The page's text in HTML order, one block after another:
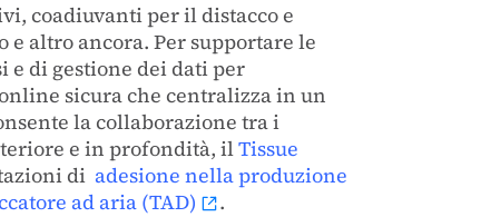
coadiuvanti per il distacco e
altro ancora. Per supportare le
e di gestione dei dati per
sicura che centralizza in un
la collaborazione tra i
e in profondità, ilTissue
di adesione nella produzione
ad aria (TAD)
.